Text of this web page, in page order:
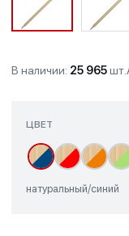
В наличии: 25 965шт.
ЦВЕТ
натуральный/синий